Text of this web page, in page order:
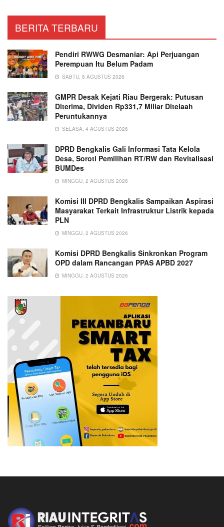
BERITA TERBARU
Pendiri RWWG Desmaniar: Api Perjuangan
Perempuan Itu Belum Padam
SABTU, 8 AGUSTUS 2026
GMPR Desak Kejati Riau Bergerak: Putusan
Diterima, Dividen Rp331,7 Miliar Ditelaah
Peruntukannya
SELASA, 4 AGUSTUS 2026
DPRD Bengkalis Gali Informasi Tata Kelola
Desa, Soroti Pemilihan RT/RW dan Revitalisasi
BUMDes
MINGGU, 2 AGUSTUS 2026
Komisi III DPRD Bengkalis Sampaikan Aspirasi
Masyarakat Terkait Infrastruktur Listrik kepada
PLN
MINGGU, 2 AGUSTUS 2026
Komisi DPRD Bengkalis Sinkronkan Program
OPD dalam Rancangan PPAS APBD 2027
MINGGU, 2 AGUSTUS 2026